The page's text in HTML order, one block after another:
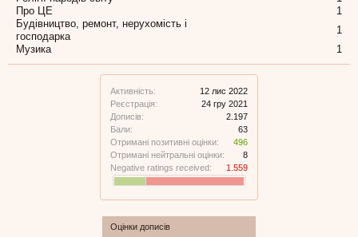
Активність:
12 лис 2022
Реєстрація:
24 гру 2021
Дописів:
2.197
Бали:
63
Отримані позитивні оцінки:
496
Отримані нейтральні оцінки:
8
Negative ratings received:
1.559
Оцінки дописів
Про ЦЕ
1
Будівництво, ремонт, нерухомість і
господарка
1
Музика
1